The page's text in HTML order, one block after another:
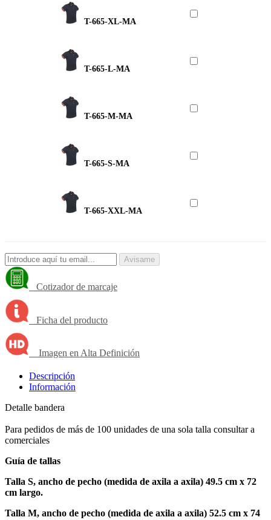
T-665-XL-MA
T-665-L-MA
T-665-M-MA
T-665-S-MA
T-665-XXL-MA
Avisame
Cotizador de marcaje
Ficha del producto
Imagen en Alta Definición
Descripción
Información
Detalle bandera
Para pedidos de más de 100 unidades de una sola talla consultar a
comerciales
Guía de tallas
Talla S, ancho de pecho (medida de axila a axila) 49.5 cm x 72
cm largo.
Talla M, ancho de pecho (medida de axila a axila) 52.5 cm x 74